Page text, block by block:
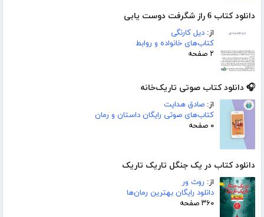
دانلود کتاب 6 راز شگرفت دوست یابی
از: دیل کارنگی
کتاب‌های خانواده و روابط
۲ صفحه
🎧 دانلود کتاب صوتی تاریک‌خانه
از: صادق هدایت
کتاب‌های صوتی رایگان داستان و رمان
۰ صفحه
دانلود کتاب در یک جنگل تاریک تاریک
از: روث ور
دانلود رایگان بهترین رمان‌ها
۳۶۰ صفحه